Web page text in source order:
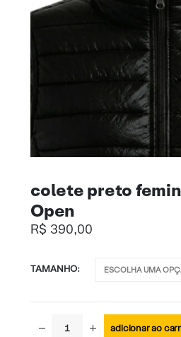
colete preto
Open
R$ 390,00
TAMANHO
adicionar ao